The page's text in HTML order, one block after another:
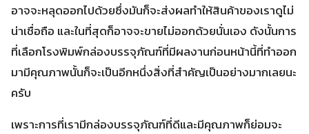
อาจจะหลุดออกไปด้วยซึ่งมันก็จะส่งผลทำให้สินค้าของเราดูไม่
น่าเชื่อถือ และในที่สุดก็อาจจะขายไม่ออกด้วยนั่นเอง ดังนั้นการ
ที่เลือกโรงพิมพ์กล่องบรรจุภัณฑ์ที่มีผลงานก่อนหน้านี้ที่ทำออก
มามีคุณภาพนั้นก็จะเป็นอีกหนึ่งสิ่งที่สำคัญเป็นอย่างมากเลยนะ
ครับ
เพราะการที่เรามีกล่องบรรจุภัณฑ์ที่ดีและมีคุณภาพก็ย่อมจะ